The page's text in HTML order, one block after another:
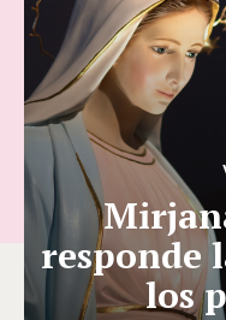
responde
los